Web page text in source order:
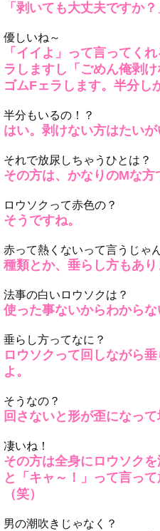
「剥いても大丈夫ですか？
優しいね～
「イイよ」って言ってく
ラしますし「ごめん俺剥
ゴムFェラします。半分し
半分もいるの！？
はい。剥けない方はたいが
それで放尿しちゃうひとは？
その方は、かなりのMな
ロウソクって赤色の？
そうですね。
赤って熱くないって言うじゃ
種類とか、垂らし方もあり
法事の白いロウソクは？
使った事ないからわからな
垂らし方ってなに？
ロウソクって回しながら
よ。
そうなの？
回さないと形が歪になって
凄いね！
その方は全身にロウソク
と「キャ～！」って言っ
（笑）
男の潮吹きじゃなく？